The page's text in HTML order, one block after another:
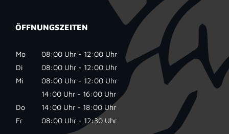
ÖFFNUNGSZEITEN
Mo
08:00 Uhr - 12:00 Uhr
Di
08:00 Uhr - 12:00 Uhr
Mi
08:00 Uhr - 12:00 Uhr
14:00 Uhr - 16:00 Uhr
Do
14:00 Uhr - 18:00 Uhr
Fr
08:00 Uhr - 12:30 Uhr